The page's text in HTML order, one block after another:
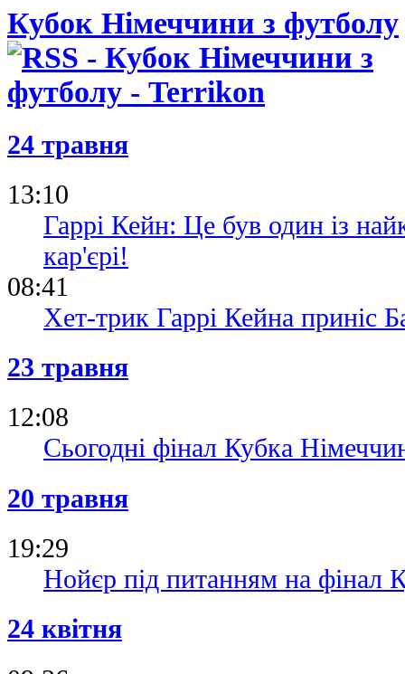
Кубок Німеччини з футболу
24 травня
13:10
Гаррі Кейн: Це був один із
кар'єрі!
08:41
Хет-трик Гаррі Кейна приніс
23 травня
12:08
Сьогодні фінал Кубка
20 травня
19:29
Нойєр під питанням на фінал
24 квітня